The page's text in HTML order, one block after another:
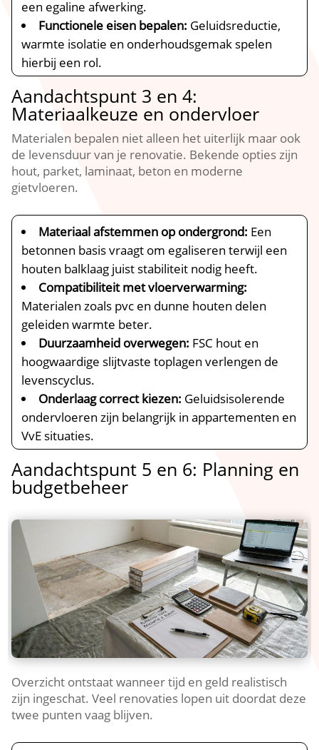
een egaline afwerking.​
Functionele eisen bepalen: Geluidsreductie,
warmte isolatie en onderhoudsgemak spelen
hierbij een rol.​
Aandachtspunt 3 en 4:
Materiaalkeuze en ondervloer
Materialen bepalen niet alleen het uiterlijk maar ook
de levensduur van je renovatie.​ Bekende opties zijn
hout, parket, laminaat, beton en moderne
gietvloeren.​
Materiaal afstemmen op ondergrond: Een
betonnen basis vraagt om egaliseren terwijl een
houten balklaag juist stabiliteit nodig heeft.​
Compatibiliteit met vloerverwarming:
Materialen zoals pvc en dunne houten delen
geleiden warmte beter.​
Duurzaamheid overwegen: FSC hout en
hoogwaardige slijtvaste toplagen verlengen de
levenscyclus.​
Onderlaag correct kiezen: Geluidsisolerende
ondervloeren zijn belangrijk in appartementen en
VvE situaties.​
Aandachtspunt 5 en 6: Planning en
budgetbeheer
Overzicht ontstaat wanneer tijd en geld realistisch
zijn ingeschat.​ Veel renovaties lopen uit doordat deze
twee punten vaag blijven.​